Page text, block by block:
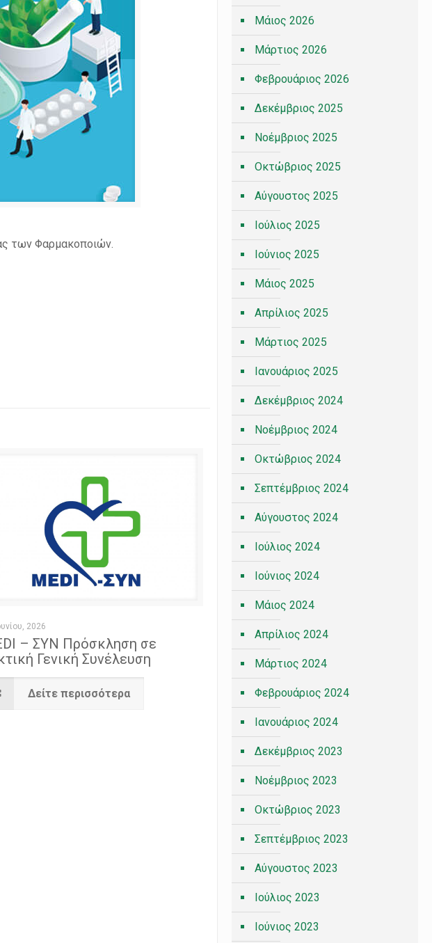
των Φαρμακοποιών.
2026
– ΣΥΝ Πρόσκληση σε
Γενική Συνέλευση
Δείτε περισσότερα
Μάιος 2026
Μάρτιος 2026
Φεβρουάριος 2026
Δεκέμβριος 2025
Νοέμβριος 2025
Οκτώβριος 2025
Αύγουστος 2025
Ιούλιος 2025
Ιούνιος 2025
Μάιος 2025
Απρίλιος 2025
Μάρτιος 2025
Ιανουάριος 2025
Δεκέμβριος 2024
Νοέμβριος 2024
Οκτώβριος 2024
Σεπτέμβριος 2024
Αύγουστος 2024
Ιούλιος 2024
Ιούνιος 2024
Μάιος 2024
Απρίλιος 2024
Μάρτιος 2024
Φεβρουάριος 2024
Ιανουάριος 2024
Δεκέμβριος 2023
Νοέμβριος 2023
Οκτώβριος 2023
Σεπτέμβριος 2023
Αύγουστος 2023
Ιούλιος 2023
Ιούνιος 2023